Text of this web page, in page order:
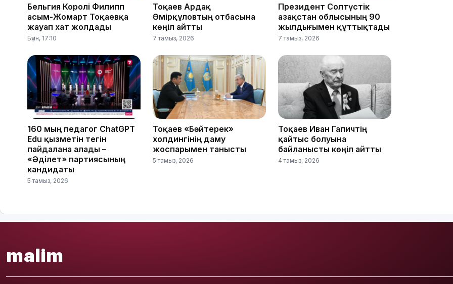
Бельгия Королі Филипп
Қасым-Жомарт Тоқаевқа
жауап хат жолдады
Бүгін, 17:10
Тоқаев Ардақ
Әмірқұловтың отбасына
көңіл айтты
7 тамыз, 2026
Президент Солтүстік
Қазақстан облысының 90
жылдығымен құттықтады
7 тамыз, 2026
160 мың педагог ChatGPT
Edu қызметін тегін
пайдалана алады –
«Әділет» партиясының
кандидаты
5 тамыз, 2026
Тоқаев «Бәйтерек»
холдингінің даму
жоспарымен танысты
5 тамыз, 2026
Тоқаев Иван Гапичтің
қайтыс болуына
байланысты көңіл айтты
4 тамыз, 2026
malim